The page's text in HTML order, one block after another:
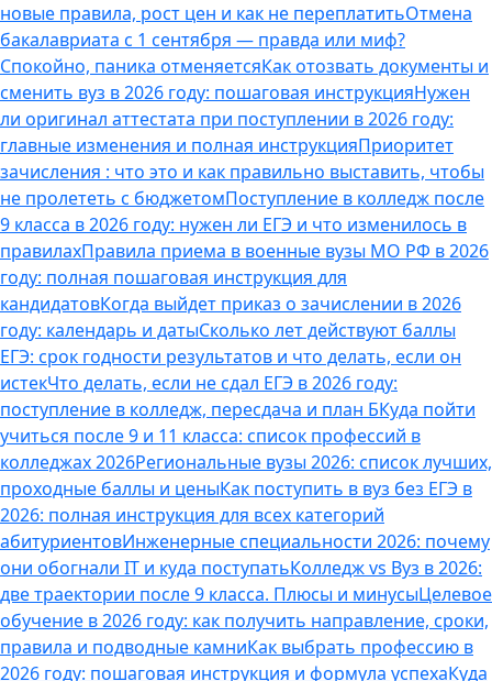
новые правила, рост цен и как не переплатитьОтмена
бакалавриата с 1 сентября — правда или миф?
Спокойно, паника отменяетсяКак отозвать документы и
сменить вуз в 2026 году: пошаговая инструкцияНужен
ли оригинал аттестата при поступлении в 2026 году:
главные изменения и полная инструкцияПриоритет
зачисления : что это и как правильно выставить, чтобы
не пролететь с бюджетомПоступление в колледж после
9 класса в 2026 году: нужен ли ЕГЭ и что изменилось в
правилахПравила приема в военные вузы МО РФ в 2026
году: полная пошаговая инструкция для
кандидатовКогда выйдет приказ о зачислении в 2026
году: календарь и датыСколько лет действуют баллы
ЕГЭ: срок годности результатов и что делать, если он
истекЧто делать, если не сдал ЕГЭ в 2026 году:
поступление в колледж, пересдача и план БКуда пойти
учиться после 9 и 11 класса: список профессий в
колледжах 2026Региональные вузы 2026: список лучших,
проходные баллы и ценыКак поступить в вуз без ЕГЭ в
2026: полная инструкция для всех категорий
абитуриентовИнженерные специальности 2026: почему
они обогнали IT и куда поступатьКолледж vs Вуз в 2026:
две траектории после 9 класса. Плюсы и минусыЦелевое
обучение в 2026 году: как получить направление, сроки,
правила и подводные камниКак выбрать профессию в
2026 году: пошаговая инструкция и формула успехаКуда